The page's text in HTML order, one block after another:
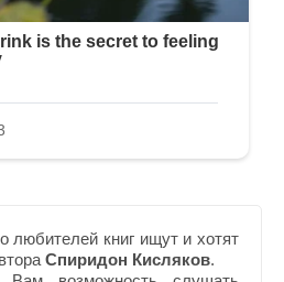
любителей книг ищут и хотят
Спиридон Кисляков.